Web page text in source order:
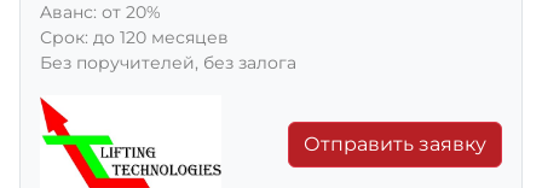
Aванс: от 20%
Срок: до 120 месяцев
Без поручителей, без залога
Отправить заявку